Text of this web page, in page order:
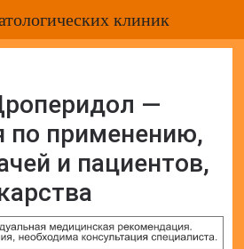
клиник
—
по применению,
и пациентов,